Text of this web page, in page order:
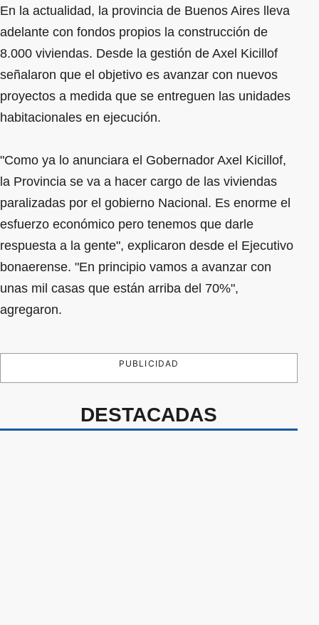
En la actualidad, la provincia de Buenos Aires lleva
adelante con fondos propios la construcción de
8.000 viviendas. Desde la gestión de Axel Kicillof
señalaron que el objetivo es avanzar con nuevos
proyectos a medida que se entreguen las unidades
habitacionales en ejecución.
"Como ya lo anunciara el Gobernador Axel Kicillof,
la Provincia se va a hacer cargo de las viviendas
paralizadas por el gobierno Nacional. Es enorme el
esfuerzo económico pero tenemos que darle
respuesta a la gente", explicaron desde el Ejecutivo
bonaerense. "En principio vamos a avanzar con
unas mil casas que están arriba del 70%",
agregaron.
PUBLICIDAD
DESTACADAS